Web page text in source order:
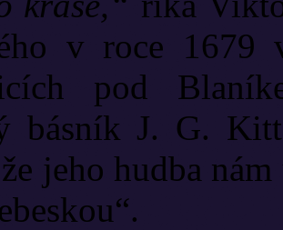
v roce
pod
básník J. G.
jeho hudba